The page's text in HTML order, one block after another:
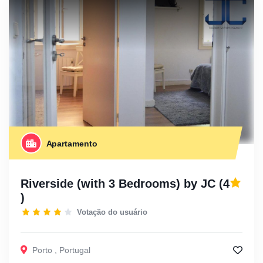
Apartamento
Riverside (with 3 Bedrooms) by JC (4
)
Votação do usuário
Porto Portugal